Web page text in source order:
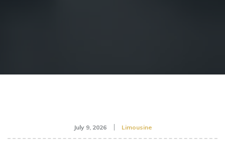
July 9, 2026 Limousine